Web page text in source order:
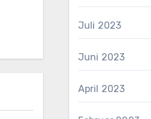
Juli 2023
Juni 2023
April 2023